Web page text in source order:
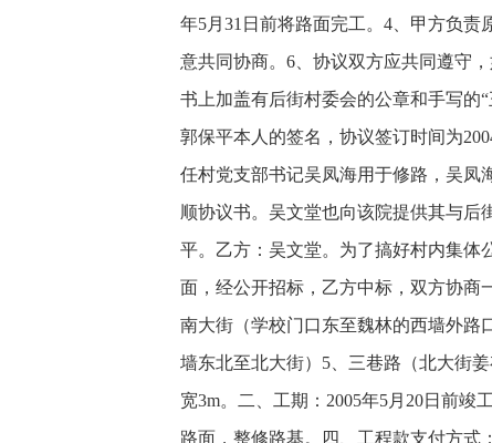
年5月31日前将路面完工。4、甲方负
意共同协商。6、协议双方应共同遵守
书上加盖有后街村委会的公章和手写的
郭保平本人的签名，协议签订时间为
任村党支部书记吴凤海用于修路，吴凤
顺协议书。吴文堂也向该院提供其与后
平。乙方：吴文堂。为了搞好村内集体
面，经公开招标，乙方中标，双方协商
南大街（学校门口东至魏林的西墙外路
墙东北至北大街）5、三巷路（北大街
宽3m。二、工期：2005年5月20日前
路面，整修路基。四、工程款支付方式